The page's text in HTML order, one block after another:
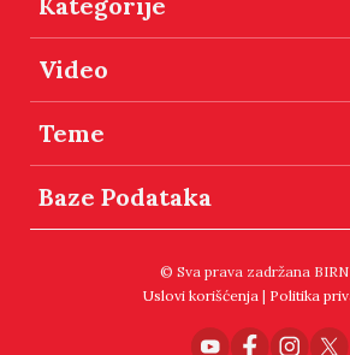
Video
Teme
Baze Podataka
© Sva prava zadržana BIRN
Uslovi korišćenja | Politika